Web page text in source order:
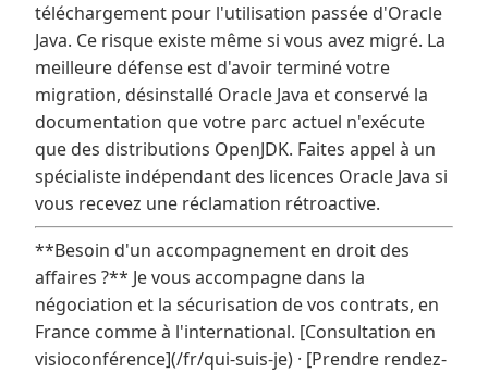
téléchargement pour l'utilisation passée d'Oracle
Java. Ce risque existe même si vous avez migré. La
meilleure défense est d'avoir terminé votre
migration, désinstallé Oracle Java et conservé la
documentation que votre parc actuel n'exécute
que des distributions OpenJDK. Faites appel à un
spécialiste indépendant des licences Oracle Java si
vous recevez une réclamation rétroactive.
**Besoin d'un accompagnement en droit des
affaires ?** Je vous accompagne dans la
négociation et la sécurisation de vos contrats, en
France comme à l'international. [Consultation en
visioconférence](/fr/qui-suis-je) · [Prendre rendez-